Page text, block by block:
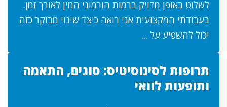
לשלוט באופן מדויק ברמות הורמוני המין לאורך זמן.
בעבודתי המקצועית אני רואה כיצד שינוי מבוקר כזה
יכול להשפיע על ...
תרופות לסינוסיטיס: סוגים, התאמה
ותופעות לוואי